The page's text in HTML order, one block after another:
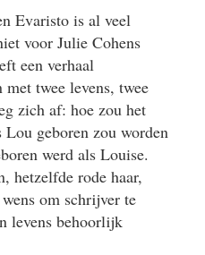
Evaristo is al veel
voor Julie Cohens
een verhaal
met twee levens, twee
zich af: hoe zou het
geboren zou worden
werd als Louise.
hetzelfde rode haar,
om schrijver te
levens behoorlijk